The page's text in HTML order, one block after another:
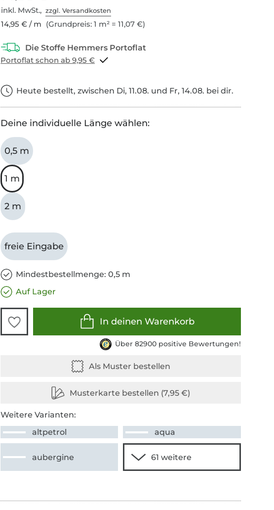
inkl. MwSt.,zzgl. Versandkosten
14,95 € / m (Grundpreis: 1 m² = 11,07 €)
Portoflat schon ab 9,95 €
Heute bestellt, zwischen Di, 11.08. und Fr, 14.08. bei dir.
Deine individuelle Länge wählen:
0,5 m
1 m
2 m
freie Eingabe
Mindestbestellmenge: 0,5 m
Auf Lager
In deinen Warenkorb
Über 82900 positive Bewertungen!
Weitere Varianten:
altpetrol
aqua
aubergine